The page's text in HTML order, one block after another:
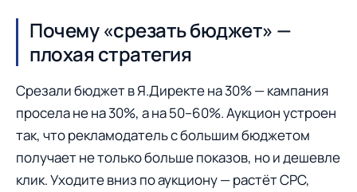
Почему «срезать бюджет» —
плохая стратегия
Срезали бюджет в Я.Директе на 30% — кампания
просела не на 30%, а на 50–60%. Аукцион устроен
так, что рекламодатель с большим бюджетом
получает не только больше показов, но и дешевле
клик. Уходите вниз по аукциону — растёт CPC,